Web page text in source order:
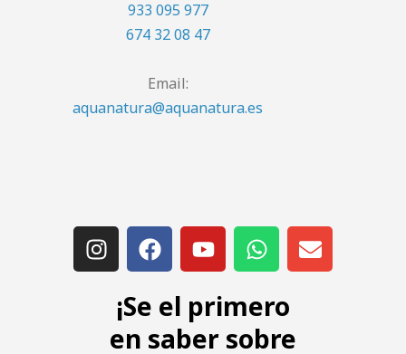
933 095 977
674 32 08 47
Email:
aquanatura@aquanatura.es
¡Se el primero
en saber sobre